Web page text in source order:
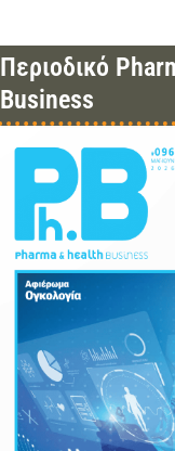
Περιοδικό
Business